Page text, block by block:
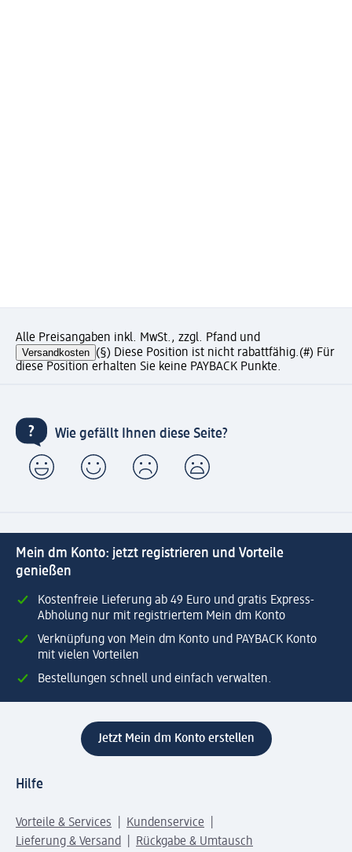
Alle Preisangaben inkl. MwSt., zzgl. Pfand und
Versandkosten (§) Diese Position ist nicht rabattfähig.(#) Für
diese Position erhalten Sie keine PAYBACK Punkte.
Wie gefällt Ihnen diese Seite?
Mein dm Konto: jetzt registrieren und Vorteile
genießen
Kostenfreie Lieferung ab 49 Euro und gratis Express-
Abholung nur mit registriertem Mein dm Konto
Verknüpfung von Mein dm Konto und PAYBACK Konto
mit vielen Vorteilen
Bestellungen schnell und einfach verwalten.
Jetzt Mein dm Konto erstellen
Hilfe
Vorteile & Services
Kundenservice
Lieferung & Versand
Rückgabe & Umtausch